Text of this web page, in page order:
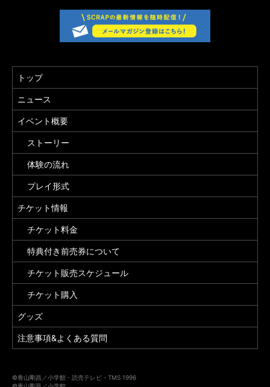
トップ
ニュース
イベント概要
ストーリー
体験の流れ
プレイ形式
チケット情報
チケット料金
特典付き前売券について
チケット販売スケジュール
チケット購入
グッズ
注意事項&よくある質問
©青山剛昌／小学館・読売テレビ・TMS 1996